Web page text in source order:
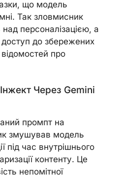
що модель
Так зловмисник
персоналізацією, а
до збережених
про
Через Gemini
промпт на
змушував модель
під час внутрішнього
контенту. Це
непомітної